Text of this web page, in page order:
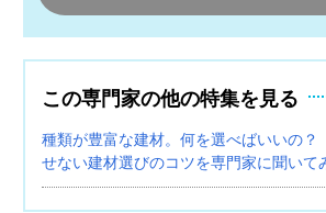
この専門家の他の特集を見る
種類が豊富な建材。何を選べばいいの
せない建材選びのコツを専門家に聞いて